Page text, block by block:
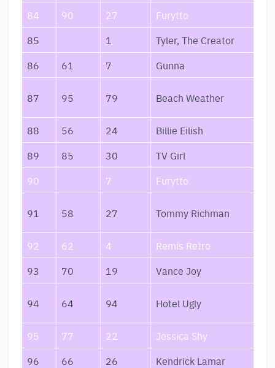
84
90 27
Furytto
85
1
Tyler, The Creator
86
61 7 Gunna
87 95 79 Beach Weather
88 56 24
Billie Eilish
89
85 30
TV Girl
90
7 Furytto
91 58 27 Tommy Richman
92 62 4
Remis Retro
93
70 19 Vance Joy
94 64 94 Hotel Ugly
95 77 22
Jessica Shy
96
66 26 Kendrick Lamar